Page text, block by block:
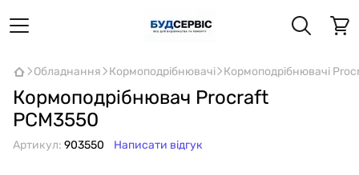
Обладнання Кормоподрібнювачі Кормоподрібнювачі
Кормоподрібнювач Procraft
PCM3550
Артикул: 903550 Написати відгук